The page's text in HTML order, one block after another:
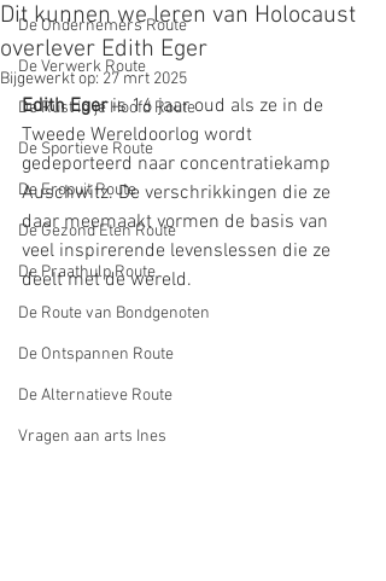
De Ondernemers Route
De Verwerk Route
De Rust in je Hoofd Route
De Sportieve Route
De Eropuit Route
De Gezond Eten Route
De Praathulp Route
De Route van Bondgenoten
De Ontspannen Route
De Alternatieve Route
Vragen aan arts Ines
Dit kunnen we leren van Holocaust
overlever Edith Eger
Bijgewerkt op: 27 mrt 2025
Edith Eger is 16 jaar oud als ze in de
Tweede Wereldoorlog wordt
gedeporteerd naar concentratiekamp
Auschwitz. De verschrikkingen die ze
daar meemaakt vormen de basis van
veel inspirerende levenslessen die ze
deelt met de wereld.